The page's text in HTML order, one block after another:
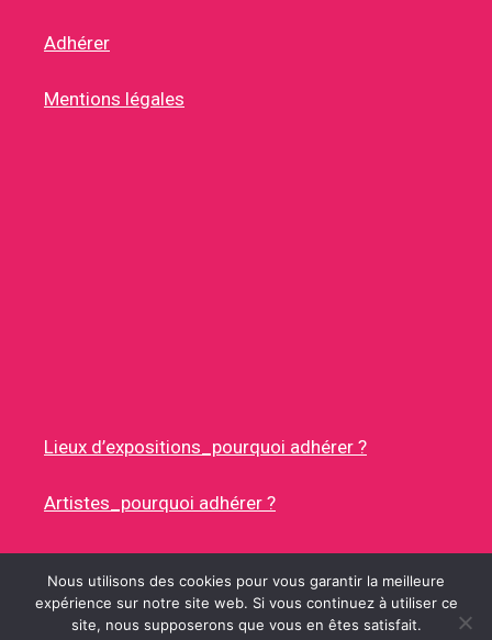
Adhérer
Mentions légales
Lieux d’expositions_pourquoi adhérer ?
Artistes_pourquoi adhérer ?
© 2026 RUES DES ARTISTES• CONSTRUIT AVEC
Nous utilisons des cookies pour vous garantir la meilleure
expérience sur notre site web. Si vous continuez à utiliser ce
site, nous supposerons que vous en êtes satisfait.